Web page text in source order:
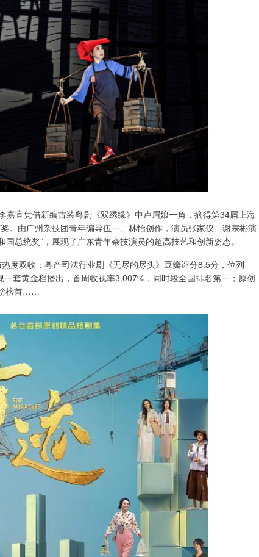
宜凭借新编古装粤剧《双绣缘》中卢眉娘一角，摘得第34届上海
。由广州杂技团青年编导伍一、林怡创作，演员张家仪、谢宗彬演
总统奖”，展现了广东青年杂技演员的超高技艺和创新姿态。
度双收：粤产司法行业剧《无尽的尽头》豆瓣评分8.5分，位列
套黄金档播出，首周收视率3.007%，同时段全国排名第一；原创
榜榜首……